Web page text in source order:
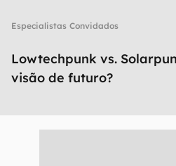
Especialistas Convidados
Lowtechpunk vs.
visão de futuro?